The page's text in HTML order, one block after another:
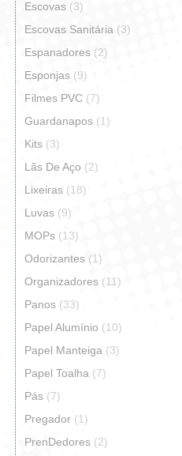
Escovas (3)
Escovas Sanitária (3)
Espanadores (2)
Esponjas (9)
Filmes PVC (7)
Guardanapos (1)
Kits (3)
Lãs De Aço (2)
Lixeiras (18)
Luvas (9)
MOPs (13)
Odorizantes (1)
Organizadores (11)
Panos (33)
Papel Alumínio (10)
Papel Manteiga (3)
Papel Toalha (7)
Pás (7)
Pregador (1)
PrenDedores (2)